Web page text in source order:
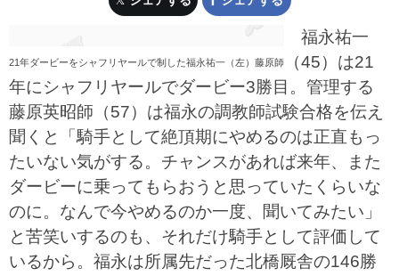
21年ダービーをシャフリヤールで制した福永祐一（左）藤原師
福永祐一
（45）は21
年にシャフリヤールでダービー3勝目。管理する
藤原英昭師（57）は福永の調教師試験合格を伝え
聞くと「騎手として絶頂期にやめるのは正直もっ
たいない気がする。チャンスがあれば来年、また
ダービーに乗ってもらおうと思っていたくらいな
のに。なんで今やめるのか一度、聞いてみたい」
と苦笑いするのも、それだけ騎手として評価して
いるから。福永は所属先だった北橋厩舎の146勝